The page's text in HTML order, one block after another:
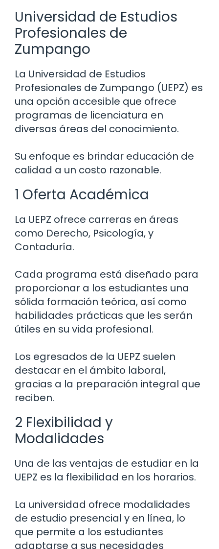
Universidad de Estudios
Profesionales de
Zumpango
La Universidad de Estudios
Profesionales de Zumpango (UEPZ) es
una opción accesible que ofrece
programas de licenciatura en
diversas áreas del conocimiento.
Su enfoque es brindar educación de
calidad a un costo razonable.
1 Oferta Académica
La UEPZ ofrece carreras en áreas
como Derecho, Psicología, y
Contaduría.
Cada programa está diseñado para
proporcionar a los estudiantes una
sólida formación teórica, así como
habilidades prácticas que les serán
útiles en su vida profesional.
Los egresados de la UEPZ suelen
destacar en el ámbito laboral,
gracias a la preparación integral que
reciben.
2 Flexibilidad y
Modalidades
Una de las ventajas de estudiar en la
UEPZ es la flexibilidad en los horarios.
La universidad ofrece modalidades
de estudio presencial y en línea, lo
que permite a los estudiantes
adaptarse a sus necesidades